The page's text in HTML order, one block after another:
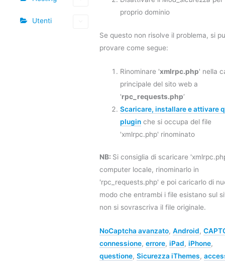
Utenti
proprio dominio
Se questo non risolve il problema, si
provare come segue:
Rinominare 'xmlrpc.php' nella
principale del sito web a
'rpc_requests.php‘
Scaricare, installare e attivare
plugin che si occupa del file
'xmlrpc.php' rinominato
NB: Si consiglia di scaricare
computer locale, rinominarlo in
'rpc_requests.php' e poi caricarlo di
modo che entrambi i file esistano sul
non si sovrascriva il file originale.
NoCaptcha avanzato, Android,
connessione, errore, iPad, iPhone,
questione, Sicurezza iThemes,